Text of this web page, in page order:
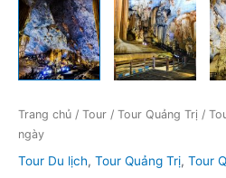
Trang chủ / Tour / Tour Quảng Trị /
ngày
Tour Du lịch, Tour Quảng Trị, Tour